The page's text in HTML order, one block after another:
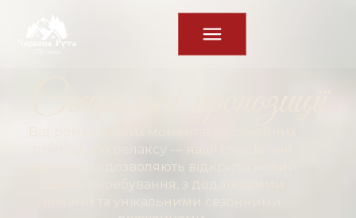
пригод або релаксу — наші спеціальні
пропозиції дозволяють відкрити новий
рівень перебування, з додатковими
ночами та унікальними сезонними